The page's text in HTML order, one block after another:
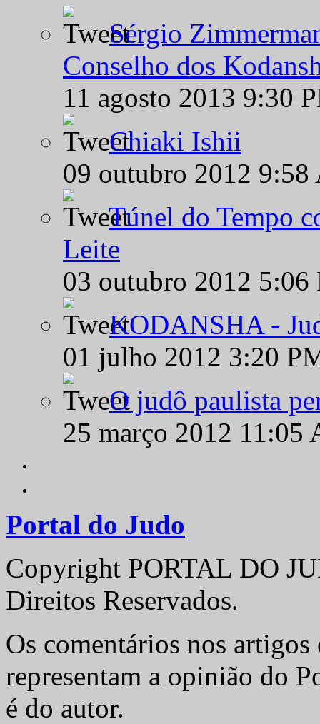
Sérgio
Conselho dos
11 agosto 2013 9:30
Chiaki Ishii
09 outubro 2012
Túnel do Tempo
Leite
03 outubro 2012
KODANSHA -
01 julho 2012 3:20
O judô paulista
25 março 2012
Portal do Judo
Copyright PORTAL DO
Direitos Reservados.
Os comentários nos artigos
representam a opinião do
é do autor.